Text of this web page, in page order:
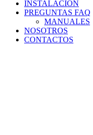
INSTALACIÓN
PREGUNTAS FAQ
MANUALES
NOSOTROS
CONTACTOS